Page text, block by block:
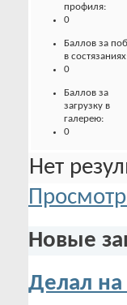
профиля:
0
Баллов за
в
0
Баллов за
загрузку в
галерею:
0
Нет
Новые
Делал на